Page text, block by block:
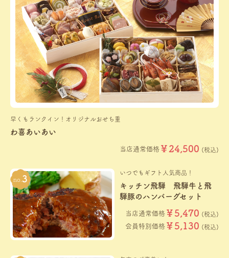
早くもランクイン！オリジナルおせち重
わ喜あいあい
当店通常価格 ￥24,500 (税込)
いつでもギフト人気商品！
キッチン飛騨 飛騨牛と飛
騨豚のハンバーグセット
当店通常価格 ￥5,470 (税込)
会員特別価格 ￥5,130 (税込)